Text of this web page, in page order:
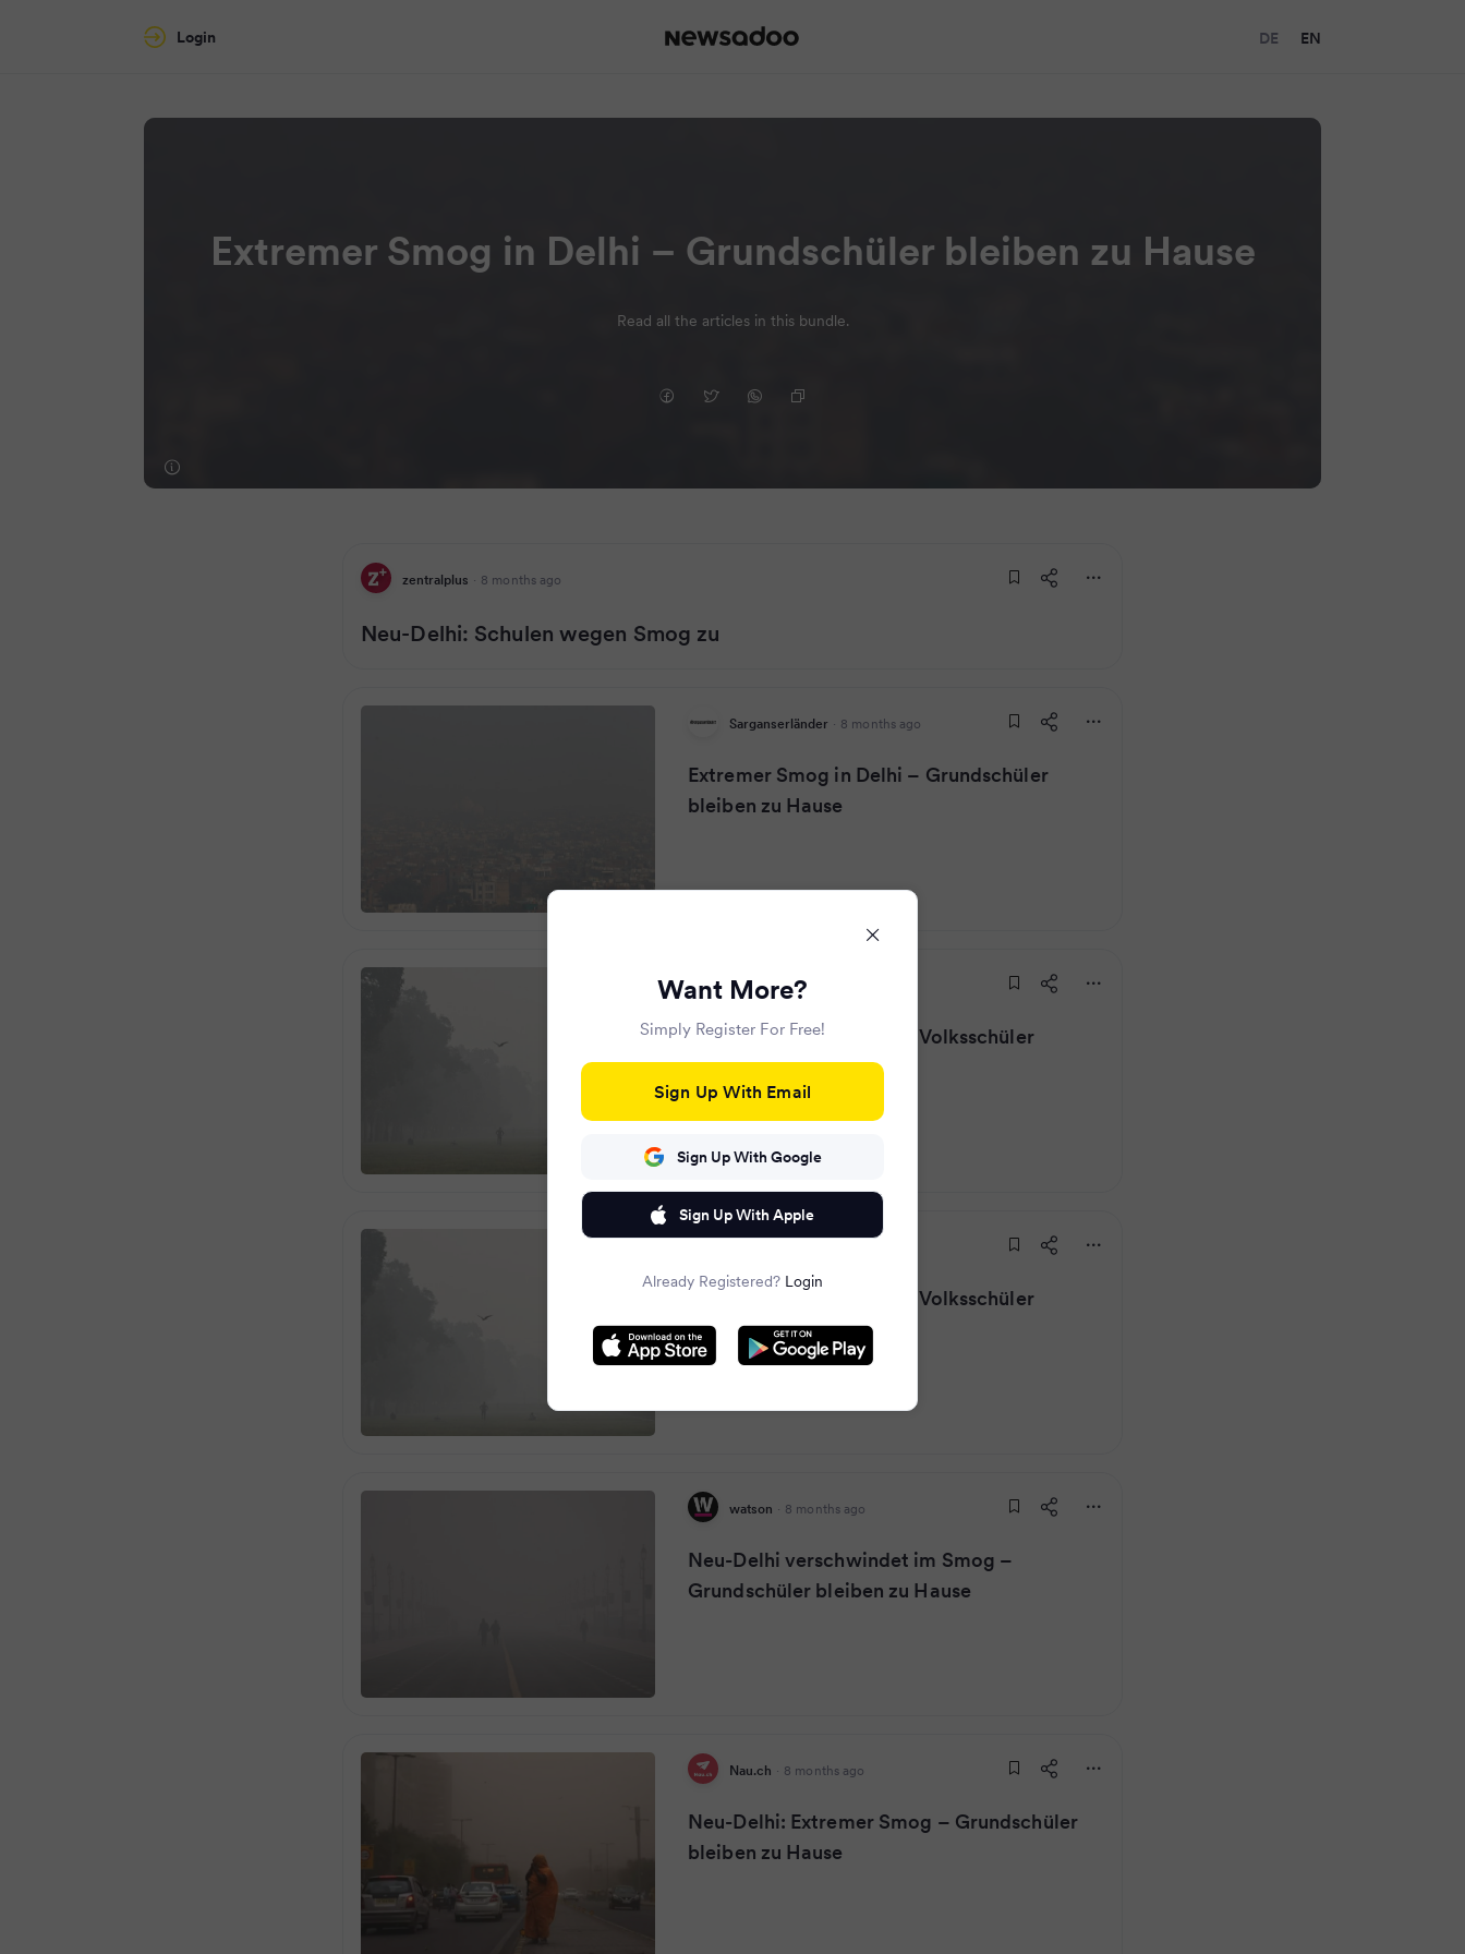
Login DE EN
Extremer Smog in Delhi – Grundschüler bleiben zu Hause
Read all the articles in this bundle.
zentralplus · 8 months ago
Neu-Delhi: Schulen wegen Smog zu
Sarganserländer · 8 months ago
Extremer Smog in Delhi – Grundschüler
bleiben zu Hause
JOYN News
Extremer Smog in Delhi - Volksschüler
bleiben zu Hause
Extremer Smog in Delhi - Volksschüler
bleiben zu Hause
watson · 8 months ago
Neu-Delhi verschwindet im Smog –
Grundschüler bleiben zu Hause
Nau.ch · 8 months ago
Neu-Delhi: Extremer Smog – Grundschüler
bleiben zu Hause
Want More?
Simply Register For Free!
Sign Up With Email
Sign Up With Google
Sign Up With Apple
Already Registered? Login